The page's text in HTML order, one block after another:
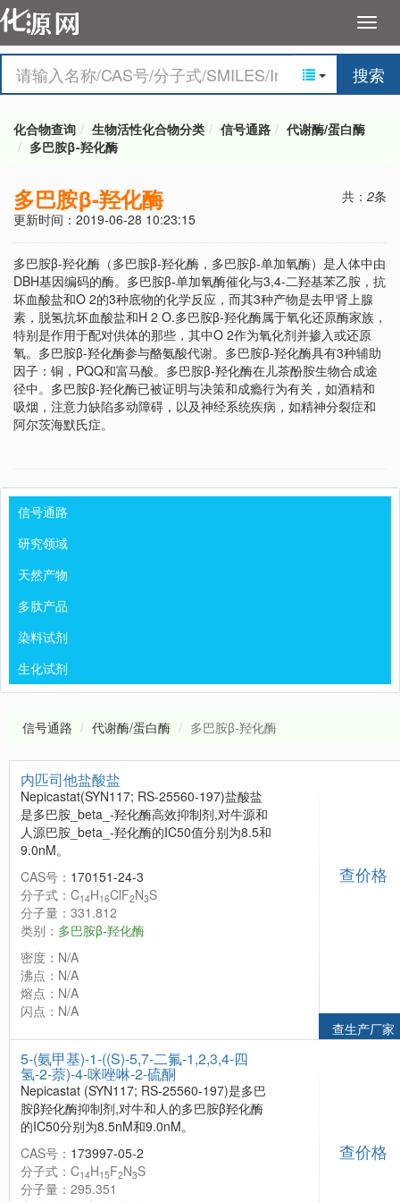
搜索
化合物查询 生物活性化合物分类 信号通路
代谢酶/蛋白酶
多巴胺β-羟化酶
多巴胺β-羟化酶 共： 2条
更新时间：2019-06-28 10:23:15
多巴胺β-羟化酶（多巴胺β-羟化酶，多巴胺β-单加氧酶）是人体中由
DBH基因编码的酶。多巴胺β-单加氧酶催化与3,4-二羟基苯乙胺，抗
坏血酸盐和O 2的3种底物的化学反应，而其3种产物是去甲肾上腺
素，脱氢抗坏血酸盐和H 2 O.多巴胺β-羟化酶属于氧化还原酶家族，
特别是作用于配对供体的那些，其中O 2作为氧化剂并掺入或还原
氧。多巴胺β-羟化酶参与酪氨酸代谢。多巴胺β-羟化酶具有3种辅助
因子：铜，PQQ和富马酸。多巴胺β-羟化酶在儿茶酚胺生物合成途
径中。多巴胺β-羟化酶已被证明与决策和成瘾行为有关，如酒精和
吸烟，注意力缺陷多动障碍，以及神经系统疾病，如精神分裂症和
阿尔茨海默氏症。
信号通路
研究领域
天然产物
多肽产品
染料试剂
生化试剂
信号通路 代谢酶/蛋白酶 多巴胺β-羟化酶
内匹司他盐酸盐
Nepicastat(SYN117; RS-25560-197)盐酸盐
是多巴胺_beta_-羟化酶高效抑制剂,对牛源和
人源巴胺_beta_-羟化酶的IC50值分别为8.5和
9.0nM。
CAS号： 170151-24-3
分子式：C14H16ClF2N3S
分子量：331.812
类别： 多巴胺β-羟化酶
密度：N/A
沸点：N/A
熔点：N/A
闪点：N/A
查价格
查生产厂家
5-(氨甲基)-1-((S)-5,7-二氟-1,2,3,4-四
氢-2-萘)-4-咪唑啉-2-硫酮
Nepicastat (SYN117; RS-25560-197)是多巴
胺β羟化酶抑制剂,对牛和人的多巴胺β羟化酶
的IC50分别为8.5nM和9.0nM。
CAS号： 173997-05-2
分子式：C14H15F2N3S
分子量：295.351
查价格